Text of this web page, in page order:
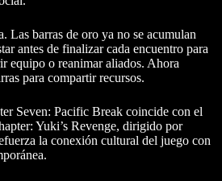
Las barras de oro ya no se acumulan
antes de finalizar cada encuentro para
equipo o reanimar aliados. Ahora
para compartir recursos.
Seven: Pacific Break coincide con el
Yuki’s Revenge, dirigido por
la conexión cultural del juego con